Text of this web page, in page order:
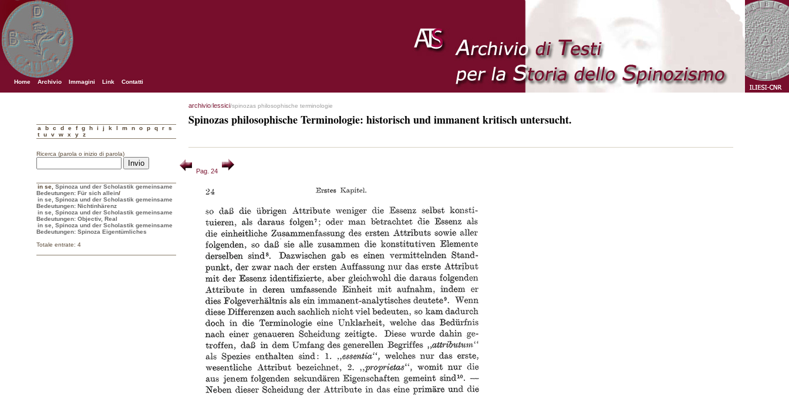
Home Archivio Immagini Link Contatti
a b c d e f g h i j k l m n o p q r
s
t
u v w x y z
Ricerca (parola o inizio di parola)
in se Spinoza und der Scholastik gemeinsame
Bedeutungen: Für sich allein/
in se, Spinoza und der Scholastik gemeinsame
Bedeutungen: Nichtinhärenz
in se, Spinoza und der Scholastik gemeinsame
Bedeutungen: Objectiv, Real
in se, Spinoza und der Scholastik gemeinsame
Bedeutungen: Spinoza Eigentümliches
Totale entrate: 4
archivio/lessici/spinozas philosophische terminologie
Spinozas philosophische Terminologie: historisch und immanent kritisch untersucht.
Pag. 24